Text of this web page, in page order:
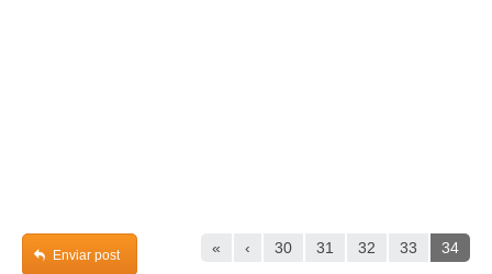
« ‹ 30 31 32 33 34
Enviar post